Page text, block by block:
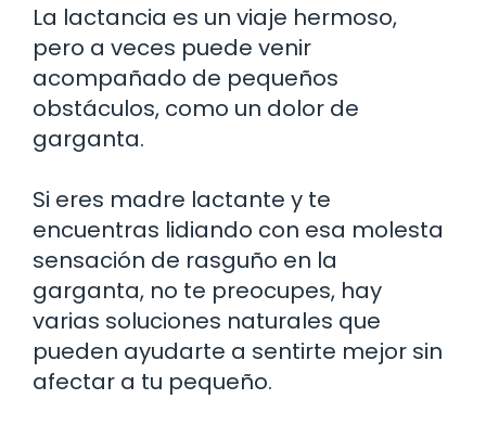
La lactancia es un viaje hermoso,
pero a veces puede venir
acompañado de pequeños
obstáculos, como un dolor de
garganta.
Si eres madre lactante y te
encuentras lidiando con esa molesta
sensación de rasguño en la
garganta, no te preocupes, hay
varias soluciones naturales que
pueden ayudarte a sentirte mejor sin
afectar a tu pequeño.